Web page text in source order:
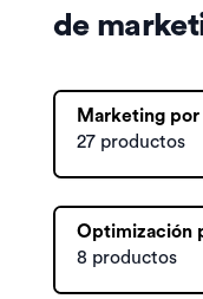
de
Marketing
27 productos
Optimización
8 productos